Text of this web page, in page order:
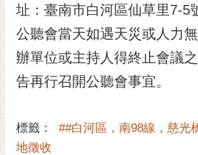
螢
光
花
祭
址：臺南市白河區仙草里7-5
公聽會當天如遇天災或人力
辦單位或主持人得終止會議
告再行召開公聽會事宜。
標籤：
##白河區，南98線，慈光
地徵收